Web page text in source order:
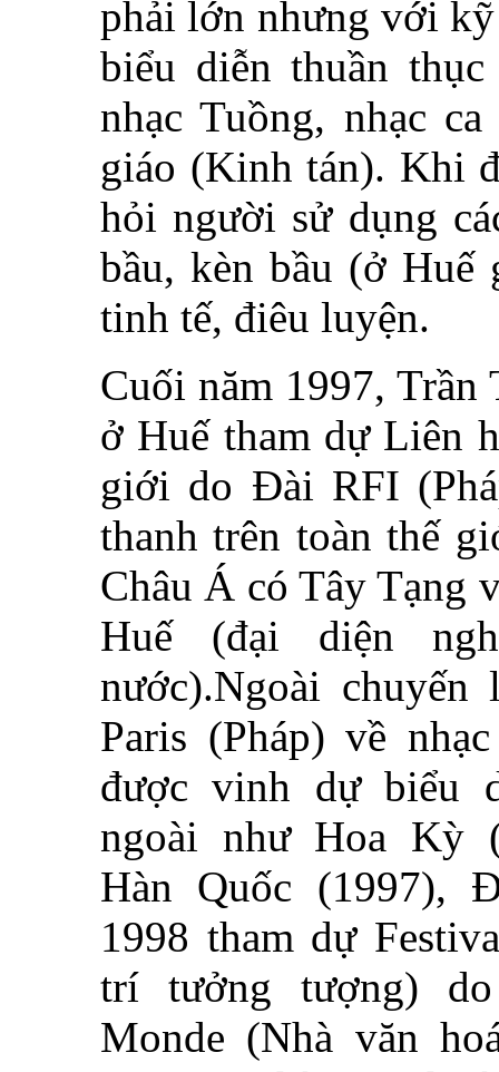
phải lớn nhưng với
biểu diễn thuần
nhạc Tuồng, nhạc
giáo (Kinh tán). Khi
hỏi người sử dụng
bầu, kèn bầu (ở
tinh tế, điêu luyện.
Cuối năm 1997, Trần
ở Huế tham dự Liên
giới do Đài RFI
thanh trên toàn thế
Châu Á có Tây Tạng
Huế (đại diện
nước).Ngoài chuyến
Paris (Pháp) về
được vinh dự biểu
ngoài như Hoa Kỳ
Hàn Quốc (1997),
1998 tham dự
trí tưởng tượng)
Monde (Nhà văn